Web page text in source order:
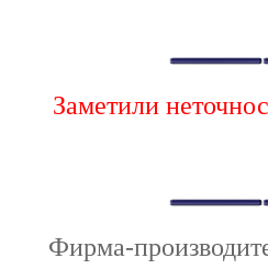
Заметили
Фирма-